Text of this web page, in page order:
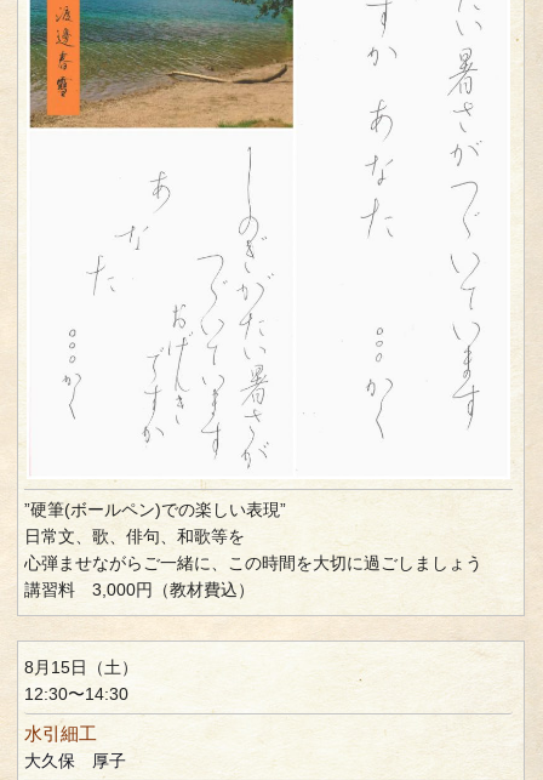
”硬筆(ボールペン)での楽しい表現”
日常文、歌、俳句、和歌等を
心弾ませながらご一緒に、この時間を大切に過ごしましょう
講習料 3,000円（教材費込）
8月15日（土）
12:30〜14:30
水引細工
大久保 厚子